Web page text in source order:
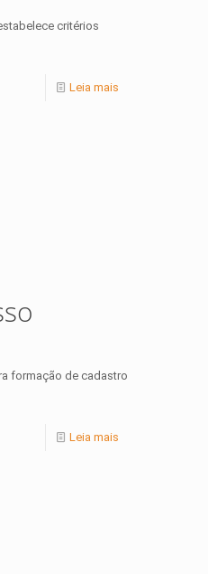
critérios
Leia mais
formação de cadastro
Leia mais